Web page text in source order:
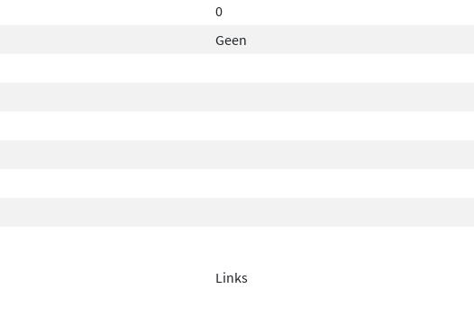
0
Geen
Links